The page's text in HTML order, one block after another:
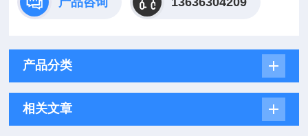
产品分类
相关文章